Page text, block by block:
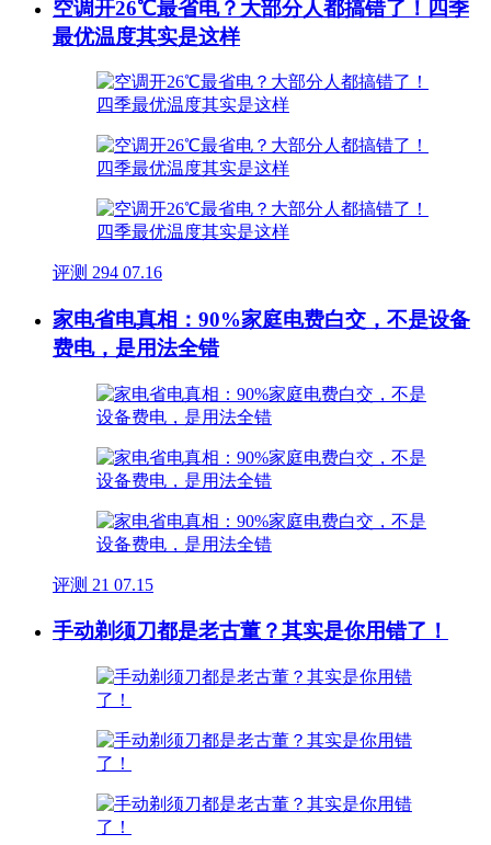
空调开26℃最省电？大部分人都搞错了！四季
最优温度其实是这样
评测 294 07.16
家电省电真相：90%家庭电费白交，不是设备
费电，是用法全错
评测 21 07.15
手动剃须刀都是老古董？其实是你用错了！